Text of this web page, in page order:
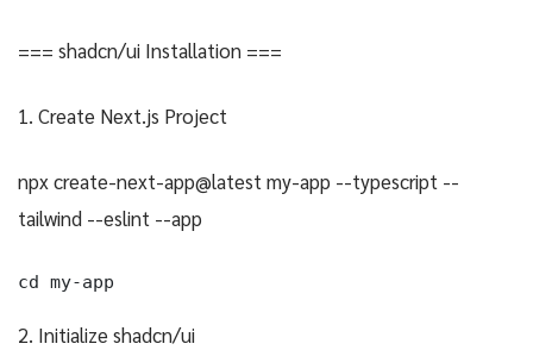
=== shadcn/ui Installation ===
1. Create Next.js Project
npx create-next-app@latest my-app --typescript --
tailwind --eslint --app
cd my-app
2. Initialize shadcn/ui